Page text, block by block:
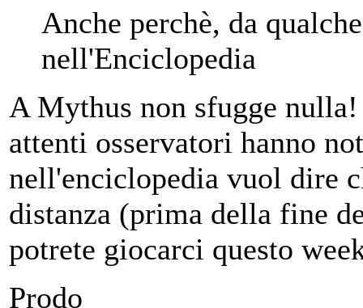
Anche perchè, da
nell'Enciclopedia
A Mythus non sfugge
attenti osservatori hanno
nell'enciclopedia vuol dire
distanza (prima della fine
potrete giocarci questo
Prodo